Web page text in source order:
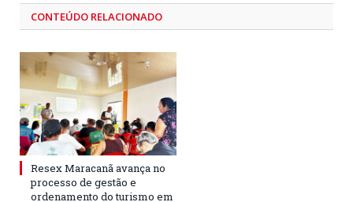
CONTEÚDO RELACIONADO
Resex Maracanã avança no
processo de gestão e
ordenamento do turismo em